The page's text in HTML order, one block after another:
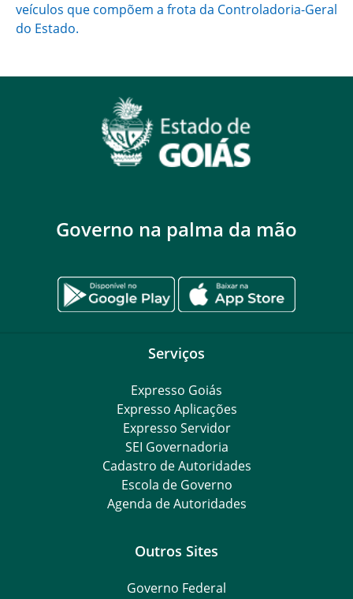
veículos que compõem a frota da Controladoria-Geral
do Estado.
Governo na palma da mão
Serviços
Expresso Goiás
Expresso Aplicações
Expresso Servidor
SEI Governadoria
Cadastro de Autoridades
Escola de Governo
Agenda de Autoridades
Outros Sites
Governo Federal